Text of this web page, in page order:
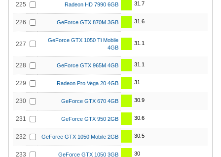
225 Radeon HD 7990 6GB 31.7
226 GeForce GTX 870M 3GB 31.6
227
GeForce GTX 1050 Ti Mobile
4GB
31.1
228 GeForce GTX 965M 4GB 31.1
229 Radeon Pro Vega 20 4GB 31
230 GeForce GTX 670 4GB 30.9
231 GeForce GTX 950 2GB 30.6
232 GeForce GTX 1050 Mobile 2GB 30.5
233 GeForce GTX 1050 3GB 30